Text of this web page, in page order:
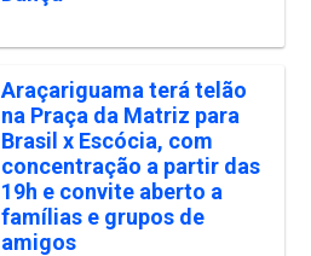
Araçariguama terá telão
na Praça da Matriz para
Brasil x Escócia, com
concentração a partir das
19h e convite aberto a
famílias e grupos de
amigos